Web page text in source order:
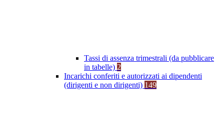
Tassi di assenza trimestrali (da pubblicare
in tabelle) 2
Incarichi conferiti e autorizzati ai dipendenti
(dirigenti e non dirigenti) 149